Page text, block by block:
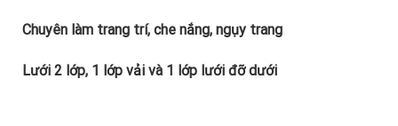
Chuyên làm trang trí, che nắng, ngụy trang
Lưới 2 lớp, 1 lớp vải và 1 lớp lưới đỡ dưới